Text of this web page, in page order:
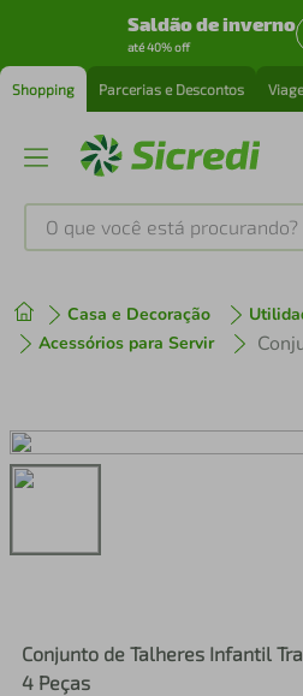
Saldão de inverno
até 40% off
Shopping Parcerias e Descontos
O que você está procurando?
Casa e Decoração
Acessórios para Servir
Conjunto de Talheres Infantil
4 Peças
1º tenis
3º